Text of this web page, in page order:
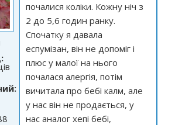
почалися коліки. Кожну ніч з
2 до 5,6 годин ранку.
Спочатку я давала
еспумізан, він не допоміг і
плюс у малої на нього
почалася алергія, потім
вичитала про бебі калм, але
у нас він не продається, у
нас аналог хепі бебі,